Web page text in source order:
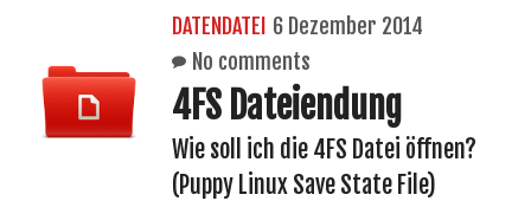
DATENDATEI 6 Dezember 2014
No comments
4FS Dateiendung
Wie soll ich die 4FS Datei öffnen?
(Puppy Linux Save State File)